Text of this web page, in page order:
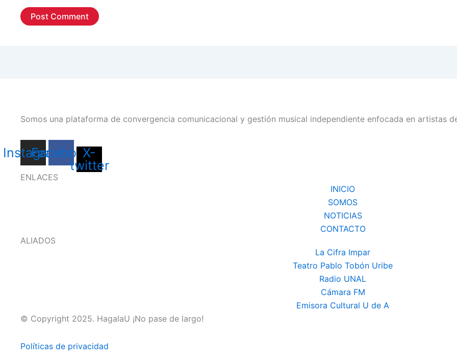
Somos una plataforma de convergencia comunicacional y gestión musical independiente enfocada en artistas
Instagram
Facebook
X-
twitter
ENLACES
INICIO
SOMOS
NOTICIAS
CONTACTO
ALIADOS
La Cifra Impar
Teatro Pablo Tobón Uribe
Radio UNAL
Cámara FM
Emisora Cultural U de A
© Copyright 2025. HagalaU ¡No pase de largo!
Políticas de privacidad